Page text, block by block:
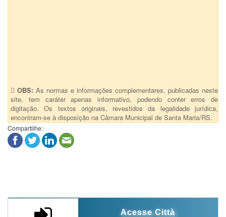
OBS: As normas e informações complementares, publicadas neste
site, tem caráter apenas informativo, podendo conter erros de
digitação. Os textos originais, revestidos da legalidade jurídica,
encontram-se à disposição na Câmara Municipal de Santa Maria/RS.
Compartilhe:
Acesse Città